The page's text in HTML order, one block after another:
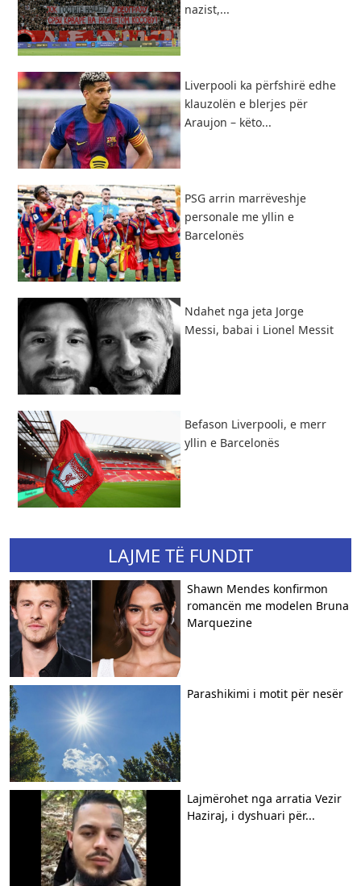
nazist,...
Liverpooli ka përfshirë edhe
klauzolën e blerjes për
Araujon – këto...
PSG arrin marrëveshje
personale me yllin e
Barcelonës
Ndahet nga jeta Jorge
Messi, babai i Lionel Messit
Befason Liverpooli, e merr
yllin e Barcelonës
LAJME TË FUNDIT
Shawn Mendes konfirmon
romancën me modelen Bruna
Marquezine
Parashikimi i motit për nesër
Lajmërohet nga arratia Vezir
Haziraj, i dyshuari për...